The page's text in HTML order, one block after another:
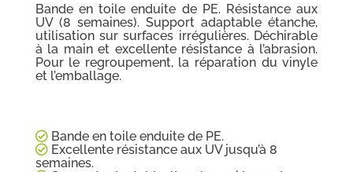
Bande en toile enduite de PE. Résistance aux
UV (8 semaines). Support adaptable étanche,
utilisation sur surfaces irrégulières. Déchirable
à la main et excellente résistance à l’abrasion.
Pour le regroupement, la réparation du vinyle
et l’emballage.
Bande en toile enduite de PE.
Excellente résistance aux UV jusqu’à 8
semaines.